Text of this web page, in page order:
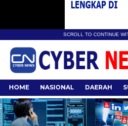
SCROLL TO CONTINUE
HOME NASIONAL DAERAH